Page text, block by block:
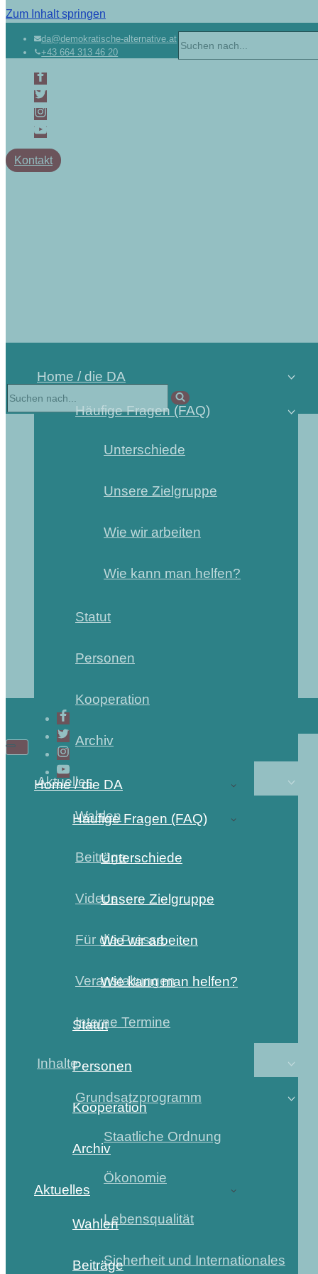
Zum Inhalt springen
da@demokratische-alternative.at
+43 664 313 46 20
nach …
Kontakt
Home / die DA
Häufige Fragen (FAQ)
Unterschiede
Unsere Zielgruppe
Wie wir arbeiten
Wie kann man helfen?
Statut
Personen
Kooperation
Archiv
Aktuelles
Wahlen
Beiträge
Videos
Für die Presse
Veranstaltungen
Interne Termine
Inhalte
Grundsatzprogramm
Staatliche Ordnung
Ökonomie
Lebensqualität
Sicherheit und Internationales
Navigations-
Navigations-
Home / die DA
Häufige Fragen (FAQ)
Unterschiede
Unsere Zielgruppe
Wie wir arbeiten
Wie kann man helfen?
Statut
Personen
Kooperation
Archiv
Aktuelles
Wahlen
Beiträge